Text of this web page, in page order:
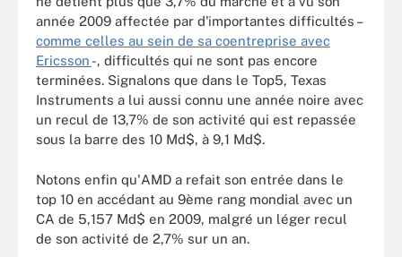
année 2009 affectée par d'importantes difficultés –
comme celles au sein de sa coentreprise avec
Ericsson -, difficultés qui ne sont pas encore
terminées. Signalons que dans le Top5, Texas
Instruments a lui aussi connu une année noire avec
un recul de 13,7% de son activité qui est repassée
sous la barre des 10 Md$, à 9,1 Md$.
Notons enfin qu'AMD a refait son entrée dans le
top 10 en accédant au 9ème rang mondial avec un
CA de 5,157 Md$ en 2009, malgré un léger recul
de son activité de 2,7% sur un an.